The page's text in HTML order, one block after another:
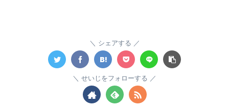
シェアする
せいじをフォローする